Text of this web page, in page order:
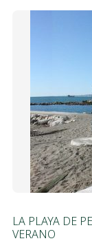
LA PLAYA DE
VERANO